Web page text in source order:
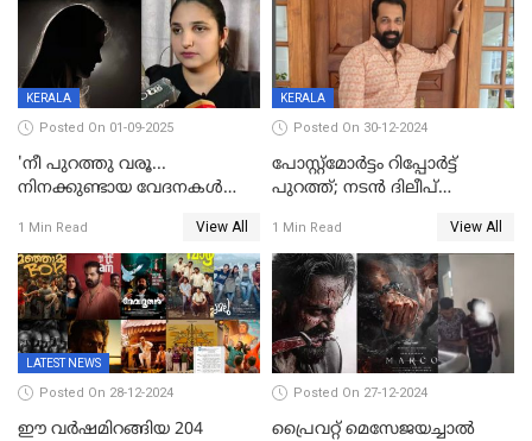
KERALA
Posted On 01-09-2025
'നീ പുറത്തു വരൂ...
നിനക്കുണ്ടായ വേദനകള്‍
'കരയേണ്ടതും ഒറ്റപ്പെടേണ്ടതും
വേട്ടക്കാരനാണ്, വേദനകള്‍
സധൈര്യം പറയു;
പെണ്‍കുട്ടിയോട് റിനി ആര്‍
ജോര്‍ജ്
1 Min Read View All
KERALA
Posted On 30-12-2024
പോസ്റ്റ്‌മോര്‍ട്ടം റിപ്പോര്‍ട്ട്
പുറത്ത്; നടൻ ദിലീപ്
ആന്തരിക രക്തസ്രാവം
1 Min Read View All
LATEST NEWS
Posted On 28-12-2024
ഈ വർഷമിറങ്ങിയ 204
Posted On 27-12-2024
പ്രൈവറ്റ് മെസേജയച്ചാല്‍